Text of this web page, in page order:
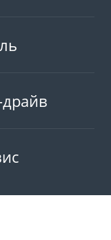
драйв